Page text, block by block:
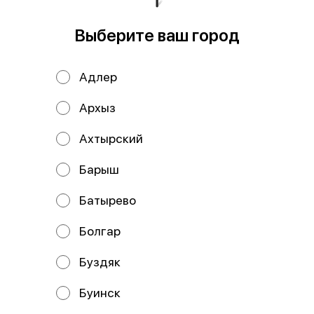
Добрый кола Ванилла
В корзину
Выберите ваш город
Адлер
Архыз
Ахтырский
Барыш
Батырево
Болгар
Буздяк
Буинск